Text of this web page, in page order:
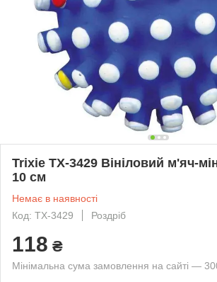
Trixie TX-3429 Вініловий м'яч-
10 см
Немає в наявності
Код: TX-3429
Роздріб
118 ₴
Мінімальна сума замовлення на сайті —